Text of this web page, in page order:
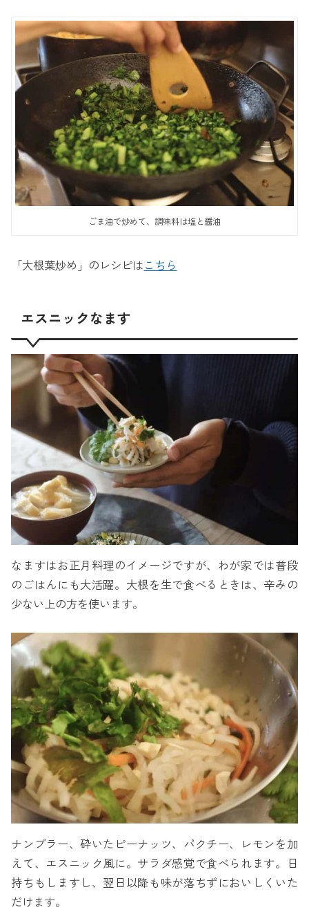
ごま油で炒めて、調味料は塩と醤油
「大根葉炒め」のレシピはこちら
エスニックなます
なますはお正月料理のイメージですが、わが家では普段
のごはんにも大活躍。大根を生で食べるときは、辛みの
少ない上の方を使います。
ナンプラー、砕いたピーナッツ、パクチー、レモンを加
えて、エスニック風に。サラダ感覚で食べられます。日
持ちもしますし、翌日以降も味が落ちずにおいしくいた
だけます。